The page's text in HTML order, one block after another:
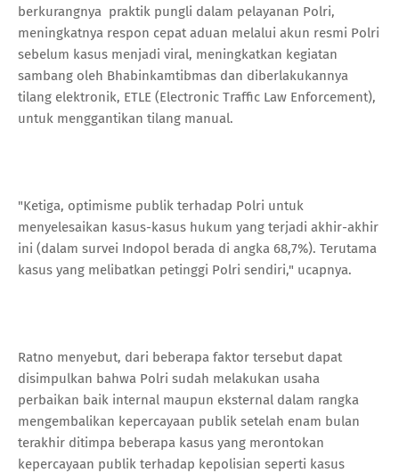
berkurangnya praktik pungli dalam pelayanan Polri,
meningkatnya respon cepat aduan melalui akun resmi Polri
sebelum kasus menjadi viral, meningkatkan kegiatan
sambang oleh Bhabinkamtibmas dan diberlakukannya
tilang elektronik, ETLE (Electronic Traffic Law Enforcement),
untuk menggantikan tilang manual.
"Ketiga, optimisme publik terhadap Polri untuk
menyelesaikan kasus-kasus hukum yang terjadi akhir-akhir
ini (dalam survei Indopol berada di angka 68,7%). Terutama
kasus yang melibatkan petinggi Polri sendiri," ucapnya.
Ratno menyebut, dari beberapa faktor tersebut dapat
disimpulkan bahwa Polri sudah melakukan usaha
perbaikan baik internal maupun eksternal dalam rangka
mengembalikan kepercayaan publik setelah enam bulan
terakhir ditimpa beberapa kasus yang merontokan
kepercayaan publik terhadap kepolisian seperti kasus